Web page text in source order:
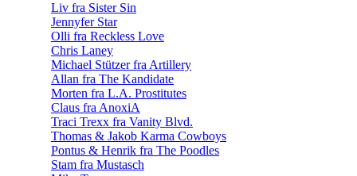
Liv fra Sister Sin
Jennyfer Star
Olli fra Reckless Love
Chris Laney
Michael Stützer fra Artillery
Allan fra The Kandidate
Morten fra L.A. Prostitutes
Claus fra AnoxiA
Traci Trexx fra Vanity Blvd.
Thomas & Jakob Karma Cowboys
Pontus & Henrik fra The Poodles
Stam fra Mustasch